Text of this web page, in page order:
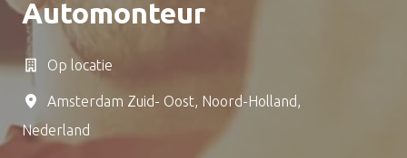
Automonteur
Op locatie
Amsterdam Zuid- Oost, Noord-Holland ,
Nederland